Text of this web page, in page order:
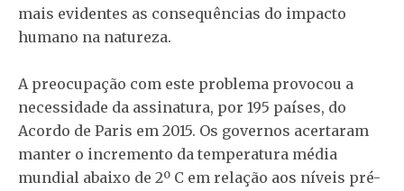
mais evidentes as consequências do impacto
humano na natureza.
A preocupação com este problema provocou a
necessidade da assinatura, por 195 países, do
Acordo de Paris em 2015. Os governos acertaram
manter o incremento da temperatura média
mundial abaixo de 2º C em relação aos níveis pré-